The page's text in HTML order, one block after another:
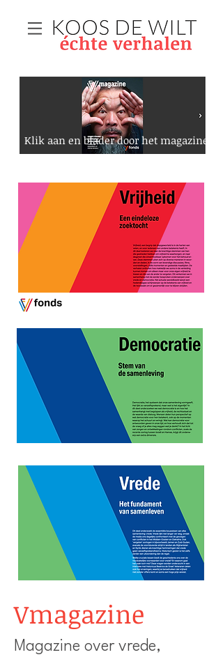
Klik aan en blader door het magazine...
>
Vmagazine
Magazine over vrede,